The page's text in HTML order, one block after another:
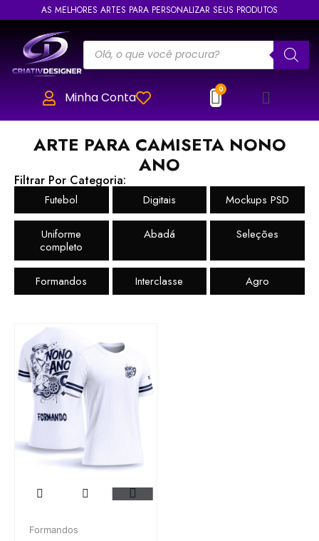
AS MELHORES ARTES PARA PERSONALIZAR SEUS PRODUTOS
Minha Conta
ARTE PARA CAMISETA NONO
ANO
Filtrar Por Categoria:
Futebol Digitais Mockups PSD
Uniforme
completo
Abadá Seleções
Formandos Interclasse Agro
Formandos